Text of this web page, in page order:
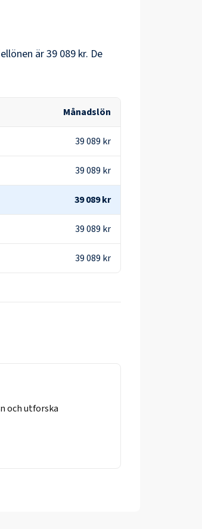
är39 089 kr. De
Månadslön
39 089 kr
39 089 kr
39 089 kr
39 089 kr
39 089 kr
och utforska